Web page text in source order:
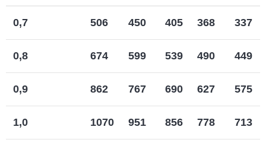
0,7 506 450 405 368 337
0,8 674 599 539 490 449
0,9 862 767 690 627 575
1,0 1070 951 856 778 713